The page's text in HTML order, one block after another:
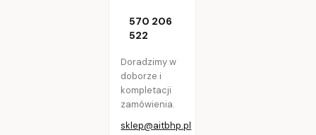
570 206
522
Doradzimy w
doborze i
kompletacji
zamówienia.
sklep@aitbhp.pl